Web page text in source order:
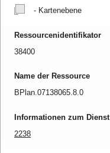
- Kartenebene
Ressourcenidentifikator
38400
Name der Ressource
BPlan.07138065.8.0
Informationen zum Dienst
2238